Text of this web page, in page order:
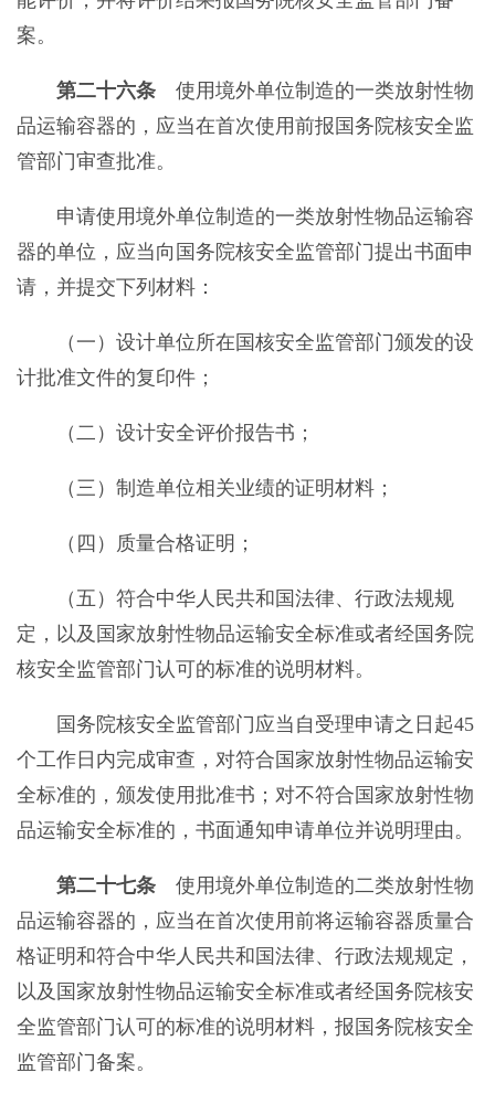
案。
第二十六条使用境外单位制造的一类放射性物
品运输容器的，应当在首次使用前报国务院核安全监
管部门审查批准。
申请使用境外单位制造的一类放射性物品运输容
器的单位，应当向国务院核安全监管部门提出书面申
请，并提交下列材料：
（一）设计单位所在国核安全监管部门颁发的设
计批准文件的复印件；
（二）设计安全评价报告书；
（三）制造单位相关业绩的证明材料；
（四）质量合格证明；
（五）符合中华人民共和国法律、行政法规规
定，以及国家放射性物品运输安全标准或者经国务院
核安全监管部门认可的标准的说明材料。
国务院核安全监管部门应当自受理申请之日起45
个工作日内完成审查，对符合国家放射性物品运输安
全标准的，颁发使用批准书；对不符合国家放射性物
品运输安全标准的，书面通知申请单位并说明理由。
第二十七条使用境外单位制造的二类放射性物
品运输容器的，应当在首次使用前将运输容器质量合
格证明和符合中华人民共和国法律、行政法规规定，
以及国家放射性物品运输安全标准或者经国务院核安
全监管部门认可的标准的说明材料，报国务院核安全
监管部门备案。